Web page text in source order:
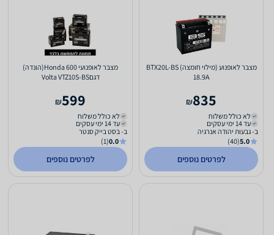
מצבר לאופנוע (מילוי חומצה) BTX20L-BS
18.9A
835
₪
לא כולל משלוח
עד 14 ימי עסקים
ב- גבעות יהודה אנרגיה
5.0
(40)
לפרטים נוספים
מצבר לאופנועי Honda 600(הונדה)
דגםVolta VTZ10S-BS
599
₪
לא כולל משלוח
עד 14 ימי עסקים
ב- בסט בייק סנטר
0.0
(1)
לפרטים נוספים